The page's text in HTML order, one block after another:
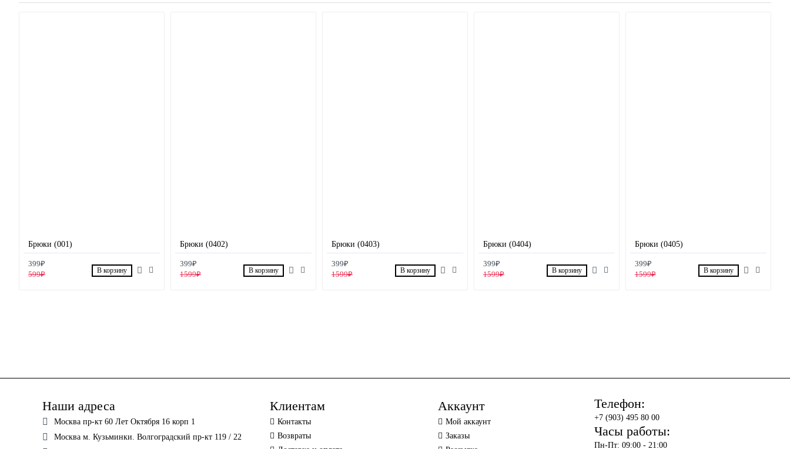
Брюки (001)
399₽
599₽
В корзину
Брюки (0402)
399₽
1599₽
В корзину
Брюки (0403)
399₽
1599₽
В корзину
Брюки (0404)
399₽
1599₽
В корзину
Брюки (0405)
399₽
1599₽
В корзину
Наши адреса
Москва пр-кт 60 Лет Октября 16 корп 1
Москва м. Кузьминки. Волгоградский пр-кт 119 / 22
Клиентам
Контакты
Возвраты
Аккаунт
Мой аккаунт
Заказы
Телефон:
+7 (903) 495 80 00
Часы работы:
Пн-Пт: 09:00 - 21:00